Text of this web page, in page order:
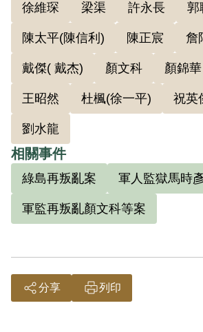
徐維琛 梁渠 許永長 郭
陳太平(陳信利) 陳正宸 詹
戴傑( 戴杰) 顏文科 顏錦華
王昭然 杜楓(徐一平) 祝英
劉水龍
相關事件
綠島再叛亂案 軍人監獄馬時
軍監再叛亂顏文科等案
分享 列印